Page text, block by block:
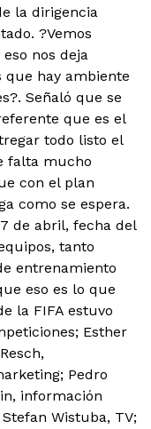
la dirigencia
?Vemos
nos deja
que hay ambiente
Señaló que se
que es el
todo listo el
falta mucho
con el plan
como se espera.
de abril, fecha del
tanto
entrenamiento
eso es lo que
la FIFA estuvo
Esther
Pedro
información
Wistuba, TV;